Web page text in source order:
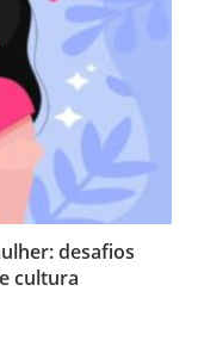
desafios
cultura